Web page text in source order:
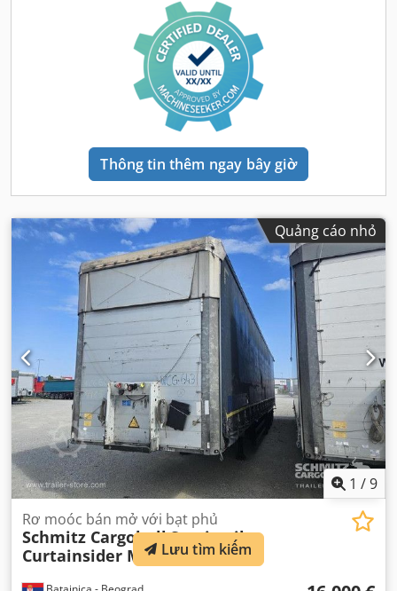
Thông tin thêm ngay bây giờ
Quảng cáo nhỏ
1 /9
Rơ moóc bán mở với bạt phủ
Schmitz CargobullSemitrailer
Curtainsider MegaLưu tìm kiếm